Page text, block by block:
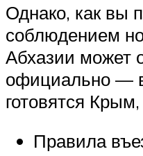
Однако, как вы
соблюдением
Абхазии может
официально —
готовятся
Правила